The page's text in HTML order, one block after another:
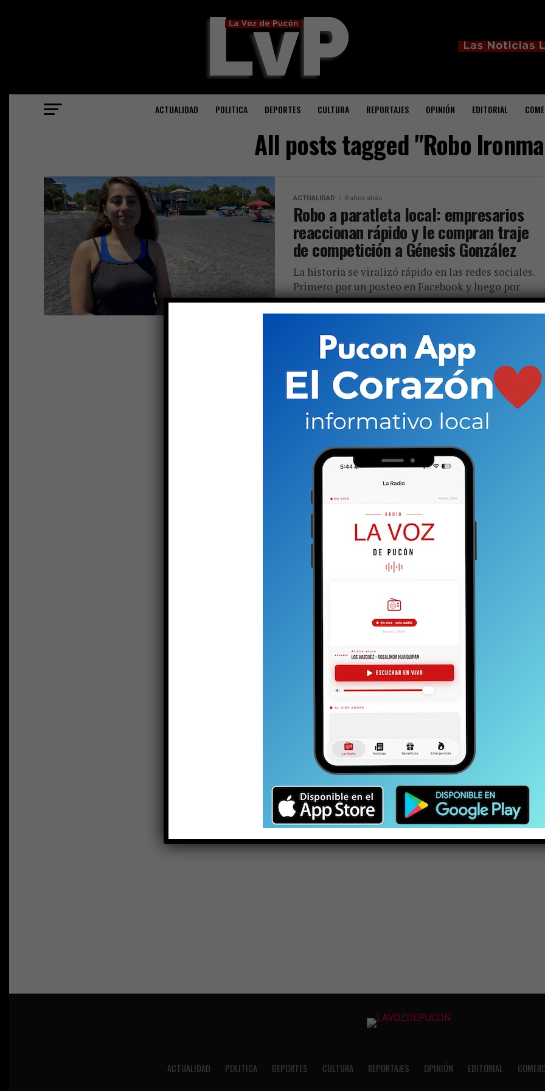
ACTUALIDAD POLITICA DEPORTES CULTURA REPORTAJES OPINIÓN EDITORIAL
All posts tagged "Robo
ACTUALIDAD 3 años atrás
Robo a paratleta local: empresarios
reaccionan rápido y le compran traje
de competición a Génesis González
La historia se viralizó rápido en las redes sociales.
Primero por un posteo en Facebook y luego por
sendas entrevistas en vivo de LVP en Facebook...
ACTUALIDAD POLITICA DEPORTES CULTURA REPORTAJES OPINIÓN EDITORIAL